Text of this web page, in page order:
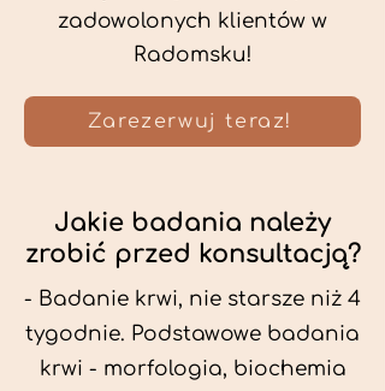
zadowolonych klientów w
Radomsku!
Zarezerwuj teraz!
Jakie badania należy
zrobić przed konsultacją?
- Badanie krwi, nie starsze niż 4
tygodnie. Podstawowe badania
krwi - morfologia, biochemia